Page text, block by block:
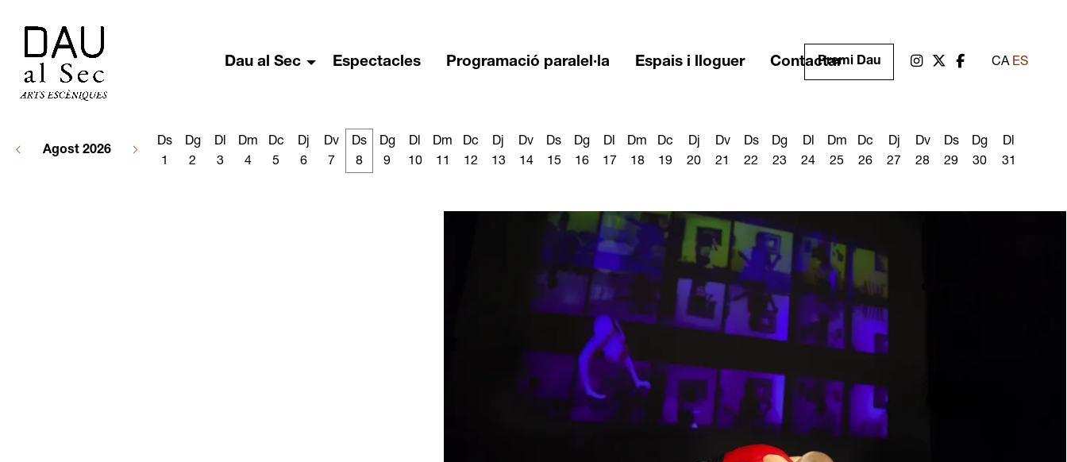
CA ES
Link a instagram
Link a twitter
Link a facebook
Premi Dau
Dau al Sec Espectacles Programació paralel·la Espais i lloguer Contactar
Agost 2026
Ds
1
Dg
2
Dl
3
Dm
4
Dc
5
Dj
6
Dv
7
Ds
8
Dg
9
Dl
10
Dm
11
Dc
12
Dj
13
Dv
14
Ds
15
Dg
16
Dl
17
Dm
18
Dc
19
Dj
20
Dv
21
Ds
22
Dg
23
Dl
24
Dm
25
Dc
26
Dj
27
Dv
28
Ds
29
Dg
30
Dl
31